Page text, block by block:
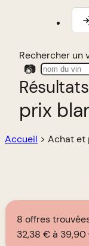
Rechercher un
📷
prix
Accueil > Achat et
8 offres
32,38 € à